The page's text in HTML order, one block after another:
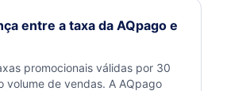
entre a taxa da AQpago e
promocionais válidas por 30
volume de vendas. A AQpago